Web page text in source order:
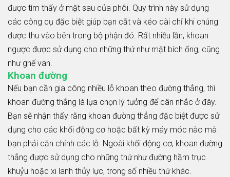
được tìm thấy ở mặt sau của phôi. Quy trình này sử dụng
các công cụ đặc biệt giúp bạn cắt và kéo dài chỉ khi chúng
được thu vào bên trong bộ phận đó. Rất nhiều lần, khoan
ngược được sử dụng cho những thứ như mặt bích ống, cũng
như ghế van.
Khoan đường
Nếu bạn cần gia công nhiều lỗ khoan theo đường thẳng, thì
khoan đường thẳng là lựa chọn lý tưởng để cân nhắc ở đây.
Bạn sẽ nhận thấy rằng khoan đường thẳng đặc biệt được sử
dụng cho các khối động cơ hoặc bất kỳ máy móc nào mà
bạn phải căn chỉnh các lỗ. Ngoài khối động cơ, khoan đường
thẳng được sử dụng cho những thứ như đường hầm trục
khuỷu hoặc xi lanh thủy lực, trong số nhiều thứ khác.